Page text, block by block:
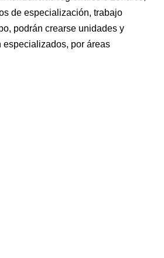
de especialización, trabajo
podrán crearse unidades y
por áreas